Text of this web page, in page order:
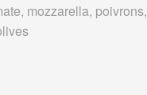
mozzarella, poivrons,